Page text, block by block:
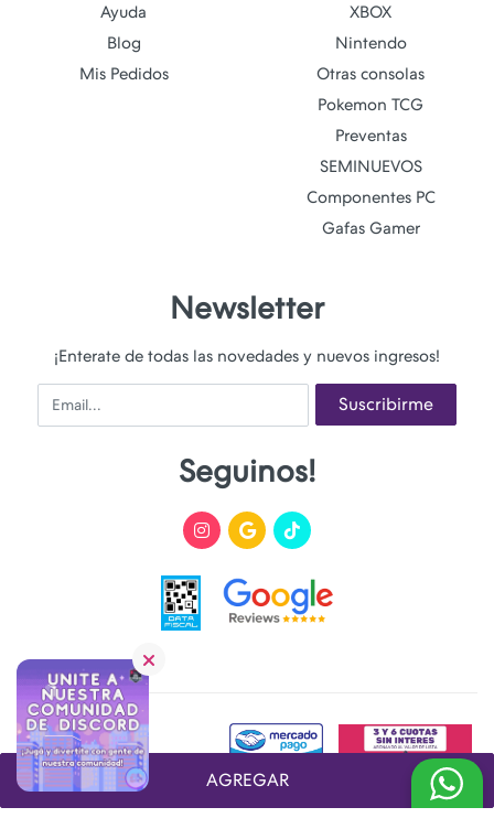
AGREGAR
Ayuda
Blog
Mis Pedidos
XBOX
Nintendo
Otras consolas
Pokemon TCG
Preventas
SEMINUEVOS
Componentes PC
Gafas Gamer
Newsletter
¡Enterate de todas las novedades y nuevos ingresos!
Email Suscribirme
Seguinos!
Desarrollado y Diseñado por FoxTienda